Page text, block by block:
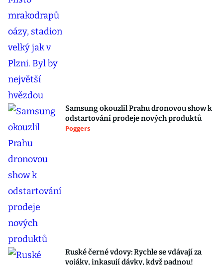
Samsung okouzlil Prahu dronovou show k
odstartování prodeje nových produktů
Poggers
Ruské černé vdovy: Rychle se vdávají za
vojáky, inkasují dávky, když padnou!